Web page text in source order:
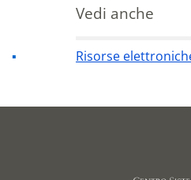
Vedi anche
Risorse